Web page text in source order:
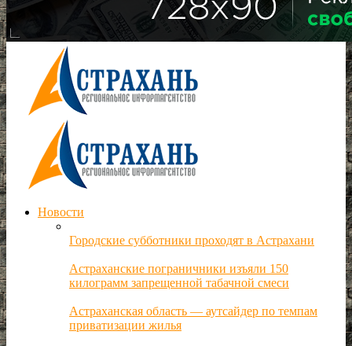
Новости
Городские субботники проходят в Астрахани
Астраханские пограничники изъяли 150
килограмм запрещенной табачной смеси
Астраханская область — аутсайдер по темпам
приватизации жилья